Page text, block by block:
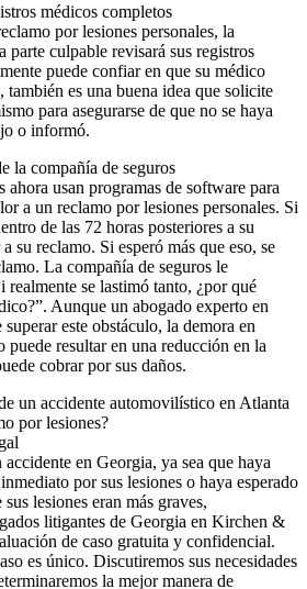
médicos completos
por lesiones personales, la
parte culpable revisará sus registros
puede confiar en que su médico
es una buena idea que solicite
para asegurarse de que no se haya
o informó.
la compañía de seguros
ahora usan programas de software para
a un reclamo por lesiones personales. Si
de las 72 horas posteriores a su
su reclamo. Si esperó más que eso, se
La compañía de seguros le
realmente se lastimó tanto, ¿por qué
Aunque un abogado experto en
este obstáculo, la demora en
puede resultar en una reducción en la
cobrar por sus daños.
un accidente automovilístico en Atlanta
por lesiones?
en Georgia, ya sea que haya
por sus lesiones o haya esperado
lesiones eran más graves,
litigantes de Georgia en Kirchen &
de caso gratuita y confidencial.
es único. Discutiremos sus necesidades
la mejor manera de